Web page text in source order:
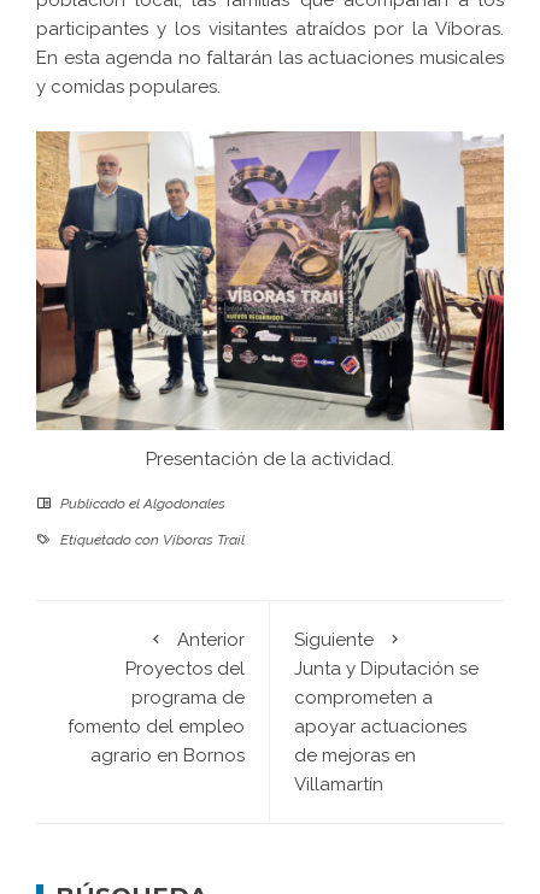
participantes y los visitantes atraídos por la Víboras.
En esta agenda no faltarán las actuaciones musicales
y comidas populares.
Presentación de la actividad.
Publicado elAlgodonales
Etiquetado con Víboras Trail
Anterior
Proyectos del
programa de
fomento del empleo
agrario en Bornos
Siguiente
Junta y Diputación se
comprometen a
apoyar actuaciones
de mejoras en
Villamartín